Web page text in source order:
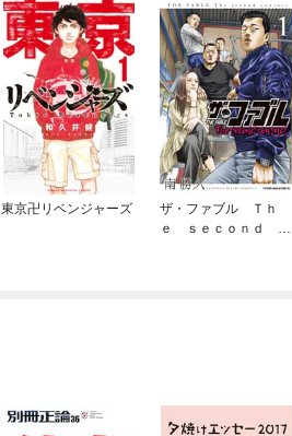
東京卍リベンジャーズ
ザ・ファブル Ｔｈ
ｅ ｓｅｃｏｎｄ ｃ